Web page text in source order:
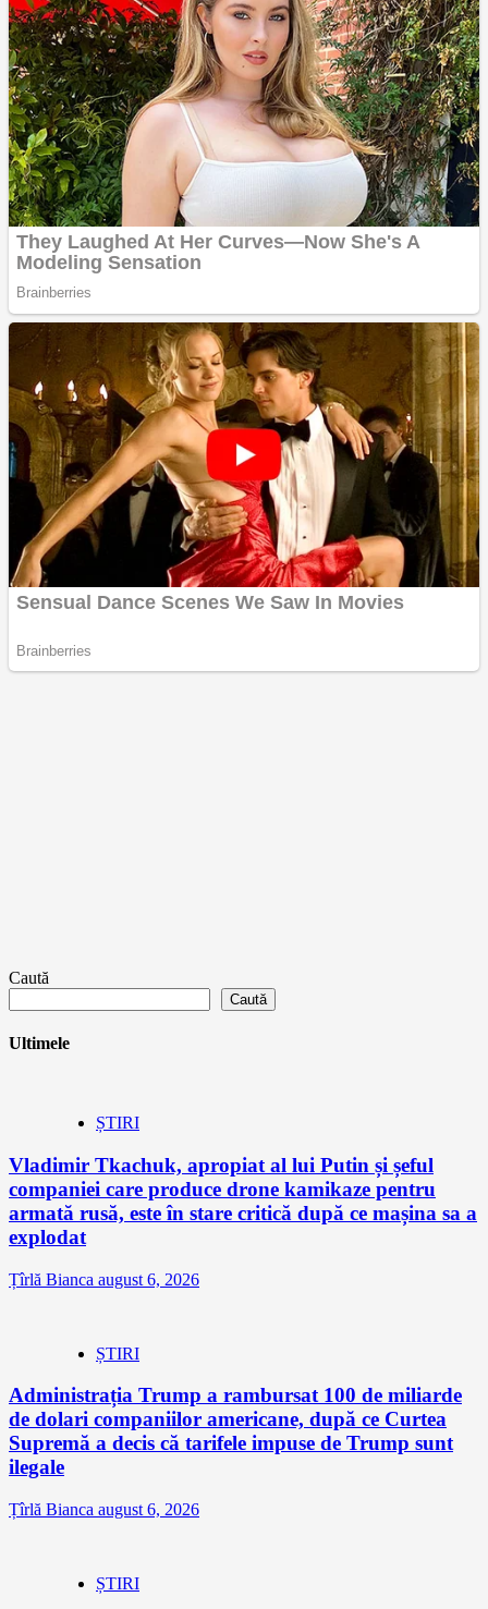
Caută
Caută
Ultimele
ȘTIRI
Vladimir Tkachuk, apropiat al lui Putin și șeful
companiei care produce drone kamikaze pentru
armată rusă, este în stare critică după ce mașina sa a
explodat
Țîrlă Bianca august 6, 2026
ȘTIRI
Administrația Trump a rambursat 100 de miliarde
de dolari companiilor americane, după ce Curtea
Supremă a decis că tarifele impuse de Trump sunt
ilegale
Țîrlă Bianca august 6, 2026
ȘTIRI